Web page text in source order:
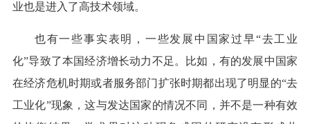
业也是进入了高技术领域。
也有一些事实表明，一些发展中国家过早“去工业
化”导致了本国经济增长动力不足。比如，有的发展中国家
在经济危机时期或者服务部门扩张时期都出现了明显的“去
工业化”现象，这与发达国家的情况不同，并不是一种有效